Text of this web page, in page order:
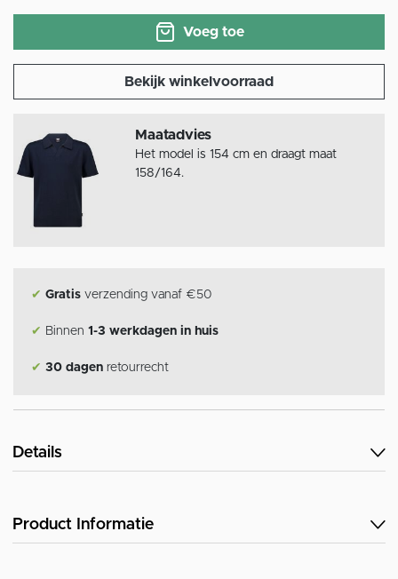
Voeg toe
Bekijk winkelvoorraad
Maatadvies
Het model is 154 cm en draagt maat
158/164.
✔ Gratis verzending vanaf €50
✔ Binnen 1-3 werkdagen in huis
✔ 30 dagen retourrecht
Details
Product Informatie